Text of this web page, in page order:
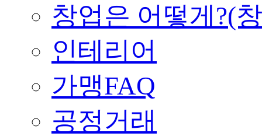
창업은 어떻게?(
인테리어
가맹FAQ
공정거래